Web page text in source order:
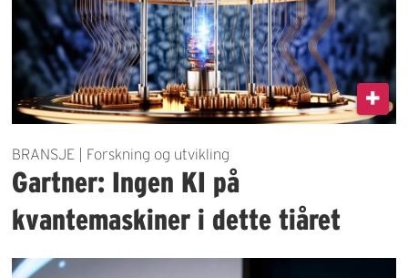
BRANSJE | Forskning og utvikling
Gartner: Ingen KI på
kvantemaskiner i dette tiåret